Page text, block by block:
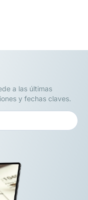
a las últimas
y fechas claves.